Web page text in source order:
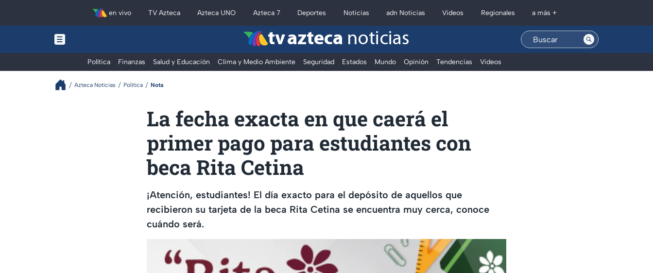
en vivo TV Azteca Azteca UNO Azteca 7 Deportes Noticias adn Noticias Videos Regionales a más +
tv azteca noticias
Política Finanzas Salud y Educación Clima y Medio Ambiente Seguridad Estados Mundo Opinión Tendencias Videos
Azteca Noticias Política Nota
La fecha exacta en que caerá el
primer pago para estudiantes con
beca Rita Cetina
¡Atención, estudiantes! El día exacto para el depósito de aquellos que
recibieron su tarjeta de la beca Rita Cetina se encuentra muy cerca, conoce
cuándo será.